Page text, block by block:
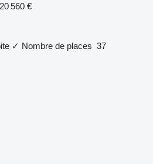
560 €
✓ Nombre de places 37